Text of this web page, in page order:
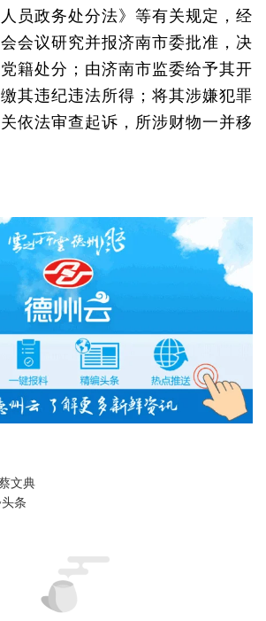
员政务处分法》等有关规定，经
会议研究并报济南市委批准，决
籍处分；由济南市监委给予其开
其违纪违法所得；将其涉嫌犯罪
依法审查起诉，所涉财物一并移
文典
条